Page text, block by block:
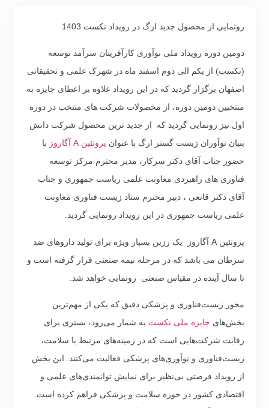
رونمایی از محصول جدید ارگ در رویداد نکست 1403
دومین دوره رویداد ملی نوآوری کارآفرینان سرآمد توسعه
(نکست) از یکم الی دوم اسفند ماه در شهرک علمی و تحقیقاتی
اصفهان برگزار گردید که در این رویداد علاوه بر اعطای جایزه به
منتخبین دومین دوره، از محصولات شرکت های منتخب در دوره
اول نیز رونمایی گردید که از جدید ترین محصول شرکت دانش
بنیان نوآوران زیست گستر ارگ با عنوان پروتئین A آگاروز
با
حضور جناب آقای دکتر سرکار، مدیر محترم مرکز توسعه
فناوری های راهبردی معاونت علمی ریاست جمهوری و جناب
آقای دکتر قانعی ، دبیر محترم ستاد زیست فناوری معاونت
علمی ریاست جمهوری در این رویداد رونمایی گردید.
پروتئین A آگاروز یک رزین بسیار ویژه برای تولید داروهای ضد
سرطان می باشد که در مرحله نیمه صنعتی قرار گرفته است و
تا سال آینده در مقیاس صنعتی رونمایی خواهد شد.
محور زیست‌فناوری و پزشکی دقیق که یکی از مهم‌ترین
بخش‌های جایزه ملی نکست به شمار می‌رود، بستری برای
رقابت شرکت‌هایی است که در زمینه‌های مرتبط با سلامت،
زیست‌فناوری و نوآوری‌های پزشکی فعالیت می‌کنند. این بخش
از رویداد فرصتی بی‌نظیر برای نمایش توانمندی‌های علمی و
اقتصادی کشور در حوزه سلامت و پزشکی فراهم کرده است.